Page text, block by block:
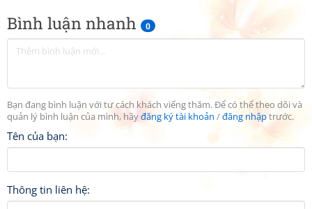
Bình luận nhanh 0
Bạn đang bình luận với tư cách khách viếng thăm. Để có thể theo dõi và
quản lý bình luận của mình, hãyđăng ký tài khoản /đăng nhậptrước.
Tên của bạn:
Thông tin liên hệ: